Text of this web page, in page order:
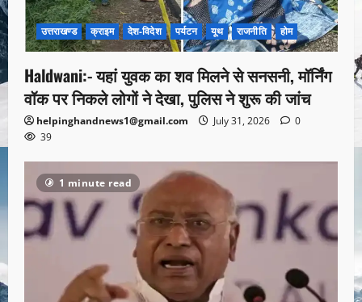
उत्तराखण्ड क्राइम देश-विदेश पर्यटन यूथ राजनीति होम
Haldwani:- यहां युवक का शव मिलने से सनसनी, मॉर्निंग
वॉक पर निकले लोगों ने देखा, पुलिस ने शुरू की जांच
helpinghandnews1@gmail.com July 31, 2026
0
39
1 minute read